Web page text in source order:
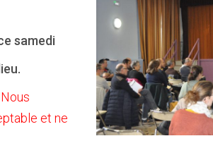
samedi
et ne